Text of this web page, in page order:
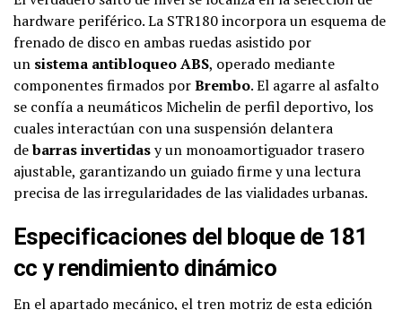
hardware periférico. La STR180 incorpora un esquema de
frenado de disco en ambas ruedas asistido por
un sistema antibloqueo ABS, operado mediante
componentes firmados porBrembo. El agarre al asfalto
se confía a neumáticos Michelin de perfil deportivo, los
cuales interactúan con una suspensión delantera
debarras invertidasy un monoamortiguador trasero
ajustable, garantizando un guiado firme y una lectura
precisa de las irregularidades de las vialidades urbanas.
Especificaciones del bloque de 181
cc y rendimiento dinámico
En el apartado mecánico, el tren motriz de esta edición